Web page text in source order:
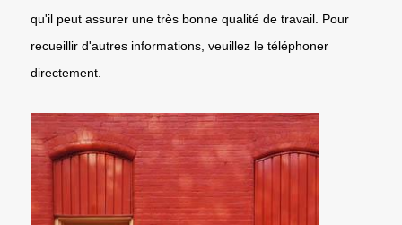
qu'il peut assurer une très bonne qualité de travail. Pour
recueillir d'autres informations, veuillez le téléphoner
directement.